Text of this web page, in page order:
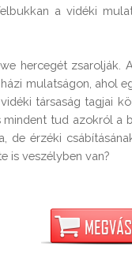
a vidéki
hercegét
mulatságon, ahol
társaság tagjai
tud azokról a
de érzéki
is veszélyben van?